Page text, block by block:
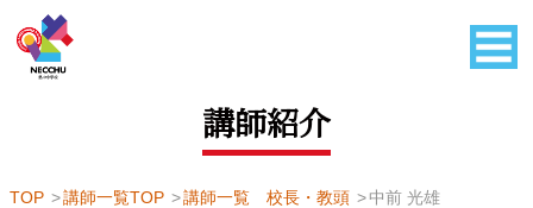
講師紹介
TOP 講師一覧TOP 講師一覧 校長・教頭
中前 光雄